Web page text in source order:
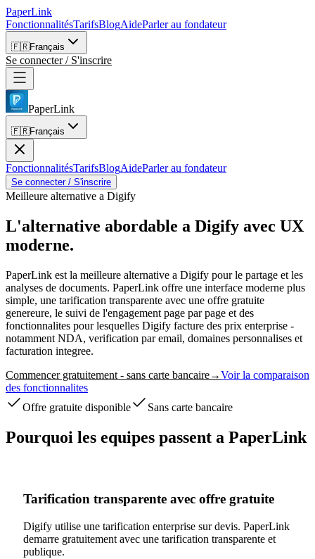
PaperLink
FonctionnalitésTarifsBlogAideParler au fondateur
🇫🇷Français
Se connecter / S'inscrire
PaperLink
🇫🇷Français
FonctionnalitésTarifsBlogAideParler au fondateur
Se connecter / S'inscrire
Meilleure alternative a Digify
L'alternative abordable a Digify avec UX
moderne.
PaperLink est la meilleure alternative a Digify pour le partage et les
analyses de documents. PaperLink offre une interface moderne plus
simple, une tarification transparente avec une offre gratuite
genereure, le suivi de l'engagement page par page et des
fonctionnalites pour lesquelles Digify facture des prix enterprise -
notamment NDA, verification par email, domaines personnalises et
facturation integree.
Commencer gratuitement - sans carte bancaire→Voir la comparaison
des fonctionnalites
Offre gratuite disponible
Sans carte bancaire
Pourquoi les equipes passent a PaperLink
Tarification transparente avec offre gratuite
Digify utilise une tarification enterprise sur devis. PaperLink
demarre gratuitement avec une tarification transparente et
publique.